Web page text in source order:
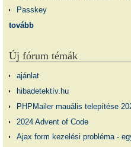
Passkey
tovább
Új fórum témák
ajánlat
hibadetektív.hu
PHPMailer mauális telepítése
2024 Advent of Code
Ajax form kezelési probléma -